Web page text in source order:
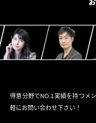
得意分野でNO.1実績を持つメ
軽にお問い合わせ下さい！